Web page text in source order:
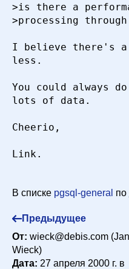
authentication
апреля 2000 г. в
Re: [HACKERS]
>is there a
>processing
I believe there's
less.
You could always
lots of data.
Cheerio,
Link.
В списке pgsql-general по
Предыдущее
От: wieck@debis.com (Jan
Wieck)
Дата: 27 апреля 2000 г. в